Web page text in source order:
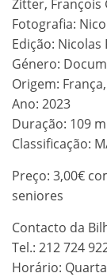
Zitter, François
Fotografia:
Edição:
Género:
Origem:
Ano: 2023
Duração: 109
Classificação:
Preço: 3,00€
seniores
Contacto da
Tel.: 212 724
Horário: